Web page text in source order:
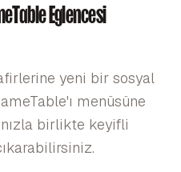
Eğlencesi
yeni bir sosyal
menüsüne
birlikte keyifli